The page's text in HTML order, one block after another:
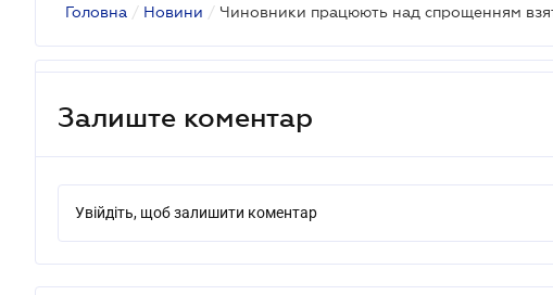
Головна / Новини /
Залиште коментар
Увійдіть, щоб залишити коментар